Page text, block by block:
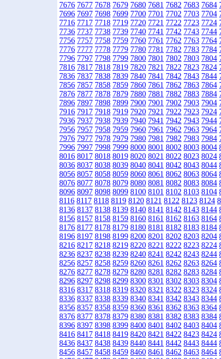
7676 7677 7678 7679 7680 7681 7682 7683 7684
7696 7697 7698 7699 7700 7701 7702 7703 7704
7716 7717 7718 7719 7720 7721 7722 7723 7724
7736 7737 7738 7739 7740 7741 7742 7743 7744
7756 7757 7758 7759 7760 7761 7762 7763 7764
7776 7777 7778 7779 7780 7781 7782 7783 7784
7796 7797 7798 7799 7800 7801 7802 7803 7804
7816 7817 7818 7819 7820 7821 7822 7823 7824
7836 7837 7838 7839 7840 7841 7842 7843 7844
7856 7857 7858 7859 7860 7861 7862 7863 7864
7876 7877 7878 7879 7880 7881 7882 7883 7884
7896 7897 7898 7899 7900 7901 7902 7903 7904
7916 7917 7918 7919 7920 7921 7922 7923 7924
7936 7937 7938 7939 7940 7941 7942 7943 7944
7956 7957 7958 7959 7960 7961 7962 7963 7964
7976 7977 7978 7979 7980 7981 7982 7983 7984
7996 7997 7998 7999 8000 8001 8002 8003 8004
8016 8017 8018 8019 8020 8021 8022 8023 8024
8036 8037 8038 8039 8040 8041 8042 8043 8044
8056 8057 8058 8059 8060 8061 8062 8063 8064
8076 8077 8078 8079 8080 8081 8082 8083 8084
8096 8097 8098 8099 8100 8101 8102 8103 8104
8116 8117 8118 8119 8120 8121 8122 8123 8124
8136 8137 8138 8139 8140 8141 8142 8143 8144
8156 8157 8158 8159 8160 8161 8162 8163 8164
8176 8177 8178 8179 8180 8181 8182 8183 8184
8196 8197 8198 8199 8200 8201 8202 8203 8204
8216 8217 8218 8219 8220 8221 8222 8223 8224
8236 8237 8238 8239 8240 8241 8242 8243 8244
8256 8257 8258 8259 8260 8261 8262 8263 8264
8276 8277 8278 8279 8280 8281 8282 8283 8284
8296 8297 8298 8299 8300 8301 8302 8303 8304
8316 8317 8318 8319 8320 8321 8322 8323 8324
8336 8337 8338 8339 8340 8341 8342 8343 8344
8356 8357 8358 8359 8360 8361 8362 8363 8364
8376 8377 8378 8379 8380 8381 8382 8383 8384
8396 8397 8398 8399 8400 8401 8402 8403 8404
8416 8417 8418 8419 8420 8421 8422 8423 8424
8436 8437 8438 8439 8440 8441 8442 8443 8444
8456 8457 8458 8459 8460 8461 8462 8463 8464